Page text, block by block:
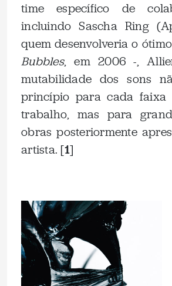
time específico de
incluindo Sascha Ring
quem desenvolveria o ótimo
Bubbles, em 2006 -,
mutabilidade dos sons
princípio para cada faixa
trabalho, mas para
obras posteriormente
artista. [1]